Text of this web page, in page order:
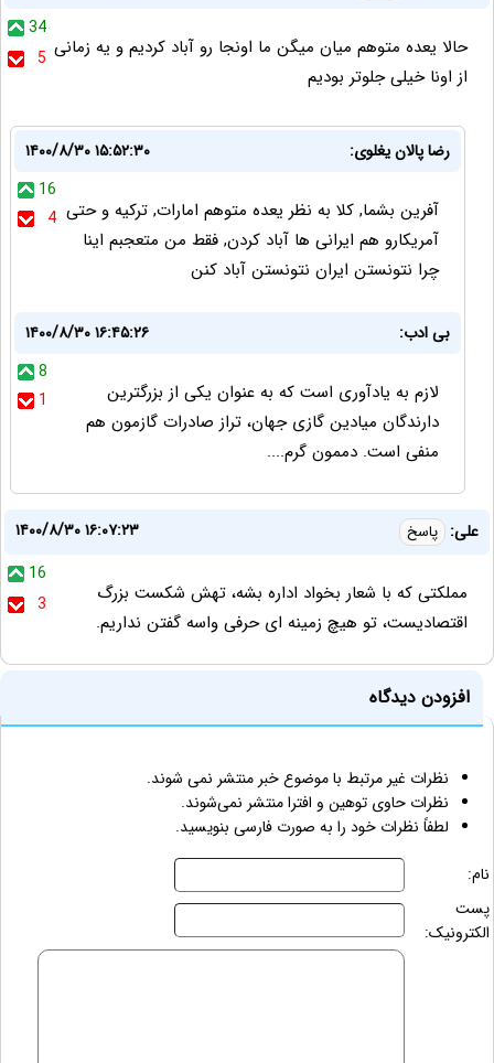
34
5 حالا يعده متوهم میان میگن ما اونجا رو آباد کردیم و یه زمانی
از اونا خیلی جلوتر بودیم
رضا پالان یغلوی:
۱۴۰۰/۸/۳۰ ۱۵:۵۲:۳۰
16
4 آفرین بشما, کلا به نظر یعده متوهم امارات, ترکیه و حتی
آمریکارو هم ایرانی ها آباد کردن, فقط من متعجبم اینا
چرا نتونستن ایران نتونستن آباد کنن
بی ادب:
۱۴۰۰/۸/۳۰ ۱۶:۴۵:۲۶
8
1
لازم به یادآوری است که به عنوان یکی از بزرگترین
دارندگان میادین گازی جهان، تراز صادرات گازمون هم
منفی است. دممون گرم....
علی: پاسخ
۱۴۰۰/۸/۳۰ ۱۶:۰۷:۲۳
16
3
مملکتی که با شعار بخواد اداره بشه، تهش شکست بزرگ
اقتصادیست، تو هیچ زمینه ای حرفی واسه گفتن نداریم.
افزودن دیدگاه
نظرات غیر مرتبط با موضوع خبر منتشر نمی شوند.
نظرات حاوی توهین و افترا منتشر نمی‌شوند.
لطفاً نظرات خود را به صورت فارسی بنویسید.
نام:
پست
الکترونیک: